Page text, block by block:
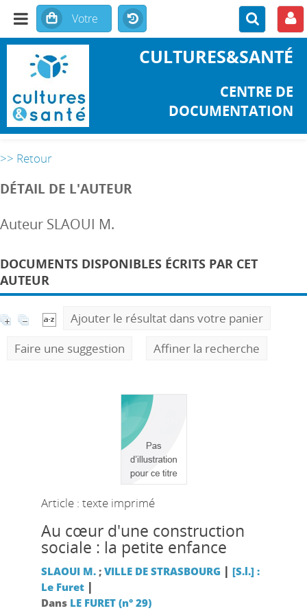
CULTURES&SANTÉ
CENTRE DE
DOCUMENTATION
>> Retour
DÉTAIL DE L'AUTEUR
Auteur SLAOUI M.
DOCUMENTS DISPONIBLES ÉCRITS PAR CET
AUTEUR
Ajouter le résultat dans votre panier
Faire une suggestion
Affiner la recherche
Article : texte imprimé
Au cœur d'une construction
sociale : la petite enfance
SLAOUI M.; VILLE DE STRASBOURG | [S.l.] :
Le Furet|
Dans LE FURET (n° 29)